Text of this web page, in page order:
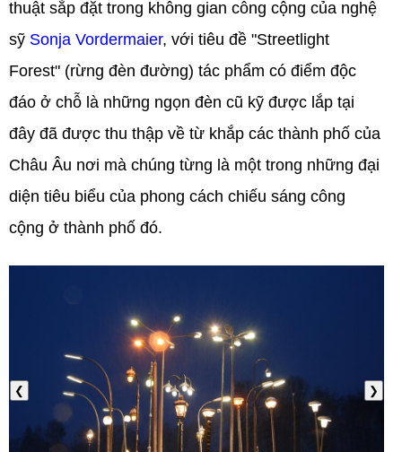
thuật sắp đặt trong không gian công cộng của nghệ
sỹ Sonja Vordermaier, với tiêu đề "Streetlight
Forest" (rừng đèn đường) tác phẩm có điểm độc
đáo ở chỗ là những ngọn đèn cũ kỹ được lắp tại
đây đã được thu thập về từ khắp các thành phố của
Châu Âu nơi mà chúng từng là một trong những đại
diện tiêu biểu của phong cách chiếu sáng công
cộng ở thành phố đó.
❮ ❯